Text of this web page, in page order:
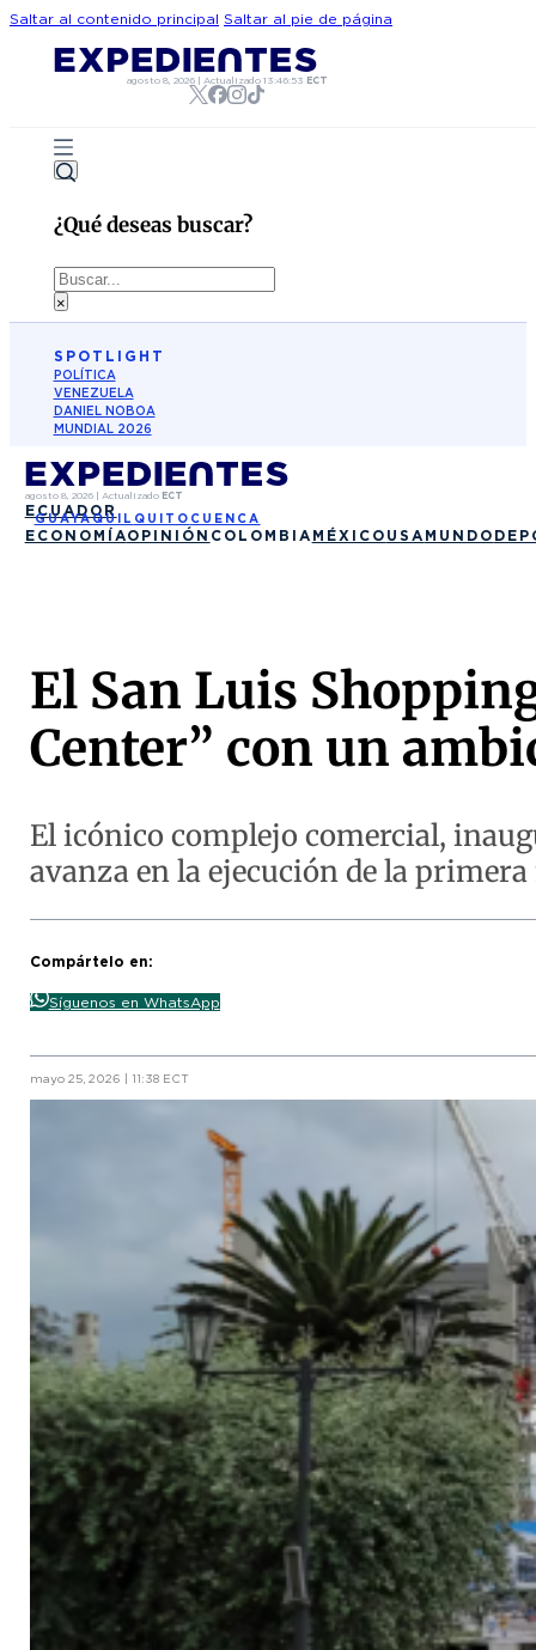
Saltar al contenido principal Saltar al pie de página
agosto 8, 2026 |Actualizado13:46:53 ECT
¿Qué deseas buscar?
Buscar
×
SPOTLIGHT
POLÍTICA
VENEZUELA
DANIEL NOBOA
MUNDIAL 2026
agosto 8, 2026| Actualizado ECT
ECUADOR
GUAYAQUIL QUITO CUENCA
ECONOMÍAOPINIÓN COLOMBIA MÉXICO USA MUNDO
El San Luis
Center” con un
El icónico complejo comercial,
avanza en la ejecución de la primera
Compártelo en:
Síguenos en WhatsApp
mayo 25, 2026 | 11:38 ECT